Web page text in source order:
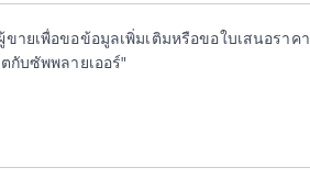
ขายเพื่อขอข้อมูลเพิ่มเติมหรือขอใบเสนอราคา
กับซัพพลายเออร์"